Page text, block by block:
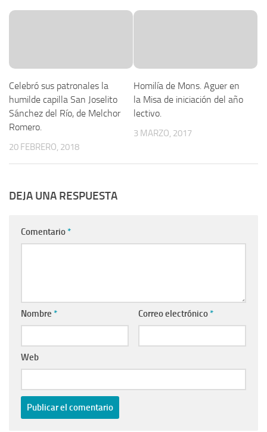
Celebró sus patronales la
humilde capilla San Joselito
Sánchez del Río, de Melchor
Romero.
20 FEBRERO, 2018
Homilía de Mons. Aguer en
la Misa de iniciación del año
lectivo.
3 MARZO, 2017
DEJA UNA RESPUESTA
Comentario *
Nombre * Correo electrónico *
Web